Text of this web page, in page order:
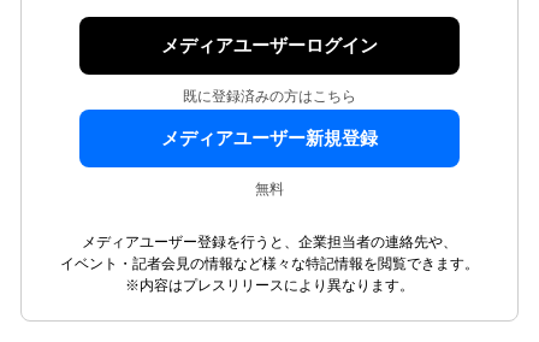
メディアユーザーログイン
既に登録済みの方はこちら
メディアユーザー新規登録
無料
メディアユーザー登録を行うと、企業担当者の連絡先や、
イベント・記者会見の情報など様々な特記情報を閲覧できます。
※内容はプレスリリースにより異なります。